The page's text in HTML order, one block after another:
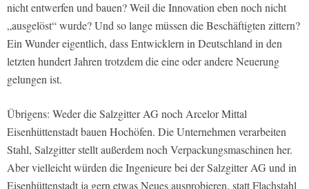
nicht entwerfen und bauen? Weil die Innovation eben noch nicht
„ausgelöst“ wurde? Und so lange müssen die Beschäftigten zittern?
Ein Wunder eigentlich, dass Entwicklern in Deutschland in den
letzten hundert Jahren trotzdem die eine oder andere Neuerung
gelungen ist.
Übrigens: Weder die Salzgitter AG noch Arcelor Mittal
Eisenhüttenstadt bauen Hochöfen. Die Unternehmen verarbeiten
Stahl, Salzgitter stellt außerdem noch Verpackungsmaschinen her.
Aber vielleicht würden die Ingenieure bei der Salzgitter AG und in
Eisenhüttenstadt ja gern etwas Neues ausprobieren, statt Flachstahl